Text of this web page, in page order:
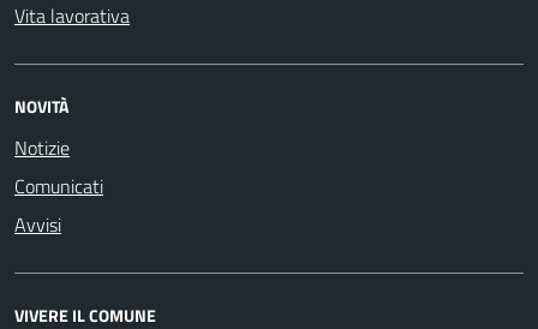
Vita lavorativa
NOVITÀ
Notizie
Comunicati
Avvisi
VIVERE IL COMUNE